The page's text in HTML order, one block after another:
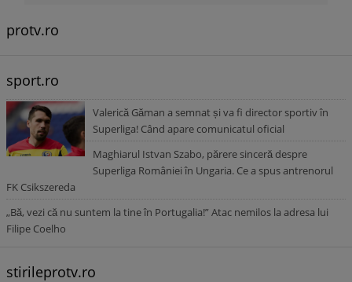
protv.ro
sport.ro
Valerică Găman a semnat și va fi director sportiv în
Superliga! Când apare comunicatul oficial
Maghiarul Istvan Szabo, părere sinceră despre
Superliga României în Ungaria. Ce a spus antrenorul
FK Csikszereda
„Bă, vezi că nu suntem la tine în Portugalia!” Atac nemilos la adresa lui
Filipe Coelho
stirileprotv.ro